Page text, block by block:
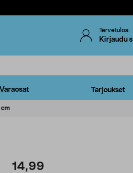
Tervetuloa
Kirjaudu
Varaosat Tarjoukset
cm
14,99